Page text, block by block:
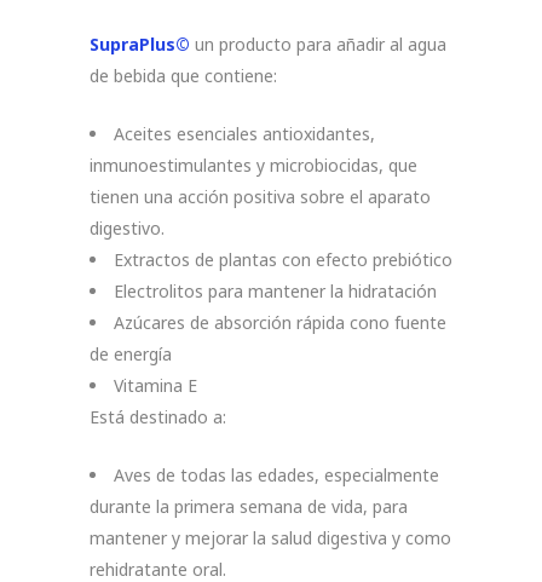
SupraPlus© un producto para añadir al agua
de bebida que contiene:
Aceites esenciales antioxidantes,
inmunoestimulantes y microbiocidas, que
tienen una acción positiva sobre el aparato
digestivo.
Extractos de plantas con efecto prebiótico
Electrolitos para mantener la hidratación
Azúcares de absorción rápida cono fuente
de energía
Vitamina E
Está destinado a:
Aves de todas las edades, especialmente
durante la primera semana de vida, para
mantener y mejorar la salud digestiva y como
rehidratante oral.